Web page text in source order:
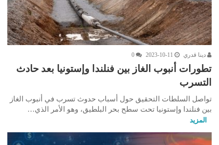
دينا قدري 2023-10-11
0
تطورات أنبوب الغاز بين فنلندا وإستونيا بعد حادث
التسرب
تواصل السلطات التحقيق حول أسباب حدوث تسرب في أنبوب الغاز
بين فنلندا وإستونيا تحت سطح بحر البلطيق، وهو الأمر الذي…
المزيد